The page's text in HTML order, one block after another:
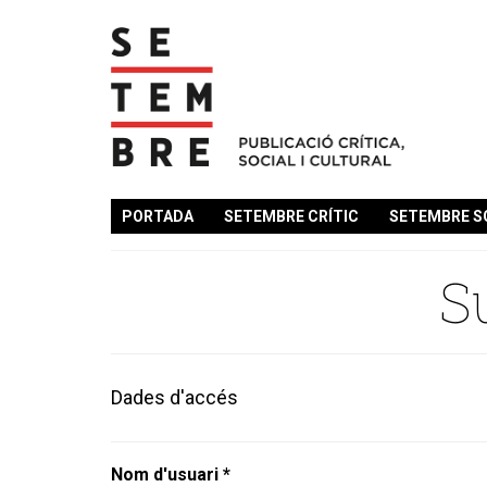
PORTADA SETEMBRE CRÍTIC SETEMBRE
Dades d'accés
Nom d'usuari *